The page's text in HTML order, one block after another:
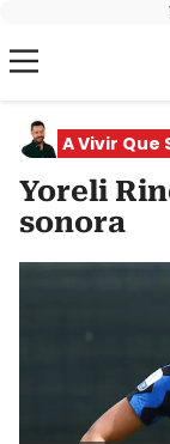
A Vivir Que
Yoreli
sonora